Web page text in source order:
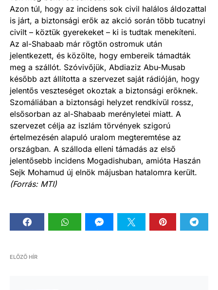
Azon túl, hogy az incidens sok civil halálos áldozattal
is járt, a biztonsági erők az akció során több tucatnyi
civilt – köztük gyerekeket – ki is tudtak menekíteni.
Az al-Shabaab már rögtön ostromuk után
jelentkezett, és közölte, hogy embereik támadták
meg a szállót. Szóvivőjük, Abdiaziz Abu-Musab
később azt állította a szervezet saját rádióján, hogy
jelentős veszteséget okoztak a biztonsági erőknek.
Szomáliában a biztonsági helyzet rendkívül rossz,
elsősorban az al-Shabaab merényletei miatt. A
szervezet célja az iszlám törvények szigorú
értelmezésén alapuló uralom megteremtése az
országban. A szálloda elleni támadás az első
jelentősebb incidens Mogadishuban, amióta Haszán
Sejk Mohamud új elnök májusban hatalomra került.
(Forrás: MTI)
ELŐZŐ HÍR